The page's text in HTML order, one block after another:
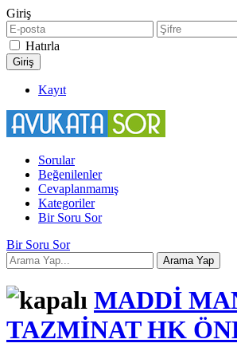
Giriş
Hatırla
Kayıt
Sorular
Beğenilenler
Cevaplanmamış
Kategoriler
Bir Soru Sor
Bir Soru Sor
MADDİ
TAZMİNAT HK